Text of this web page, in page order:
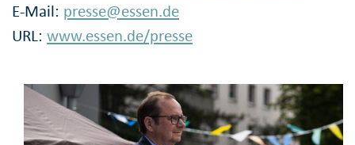
E-Mail: presse@essen.de
URL: www.essen.de/presse